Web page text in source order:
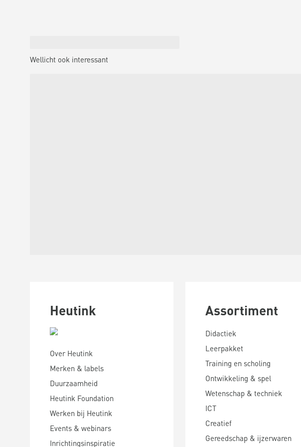
Wellicht ook interessant
Heutink
Over Heutink
Merken & labels
Duurzaamheid
Heutink Foundation
Werken bij Heutink
Events & webinars
Inrichtingsinspiratie
Assortiment
Didactiek
Leerpakket
Training en scholing
Ontwikkeling & spel
Wetenschap & techniek
ICT
Creatief
Gereedschap & ijzerwaren